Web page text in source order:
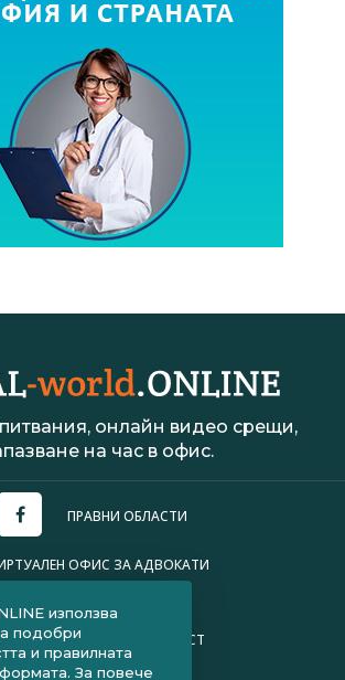
онлайн видео срещи,
на час в офис.
ПРАВНИ ОБЛАСТИ
ОФИС ЗА АДВОКАТИ
ЗА ПОВЕРИТЕЛНОСТ
използва
подобри
и правилната
За повече